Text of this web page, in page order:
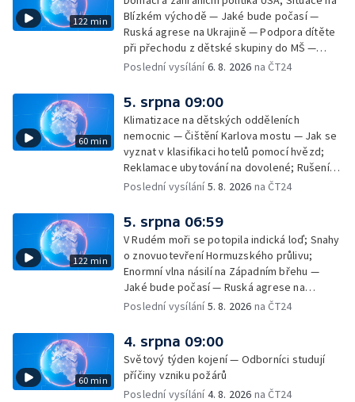
122 min
Blízkém východě — Jaké bude počasí —
Ruská agrese na Ukrajině — Podpora dítěte
při přechodu z dětské skupiny do MŠ —
Filmové premiéry týdne — Dvě deci tuše v
rakovinu prsu
Poslední vysílání6. 8. 2026 na ČT24
60 min
5. srpna 09:00
Klimatizace na dětských odděleních
nemocnic — Čištění Karlova mostu — Jak se
vyznat v klasifikaci hotelů pomocí hvězd;
Reklamace ubytování na dovolené; Rušení
dovolené kvůli přírodním živlům; Práva
na dovolené v zahraničí; Platby a výběry na
dovolené v zahraničí — Těžba léčivé rašeliny
u Malé Morávky
Poslední vysílání5. 8. 2026 na ČT24
122 min
5. srpna 06:59
V Rudém moři se potopila indická loď; Snahy
o znovuotevření Hormuzského průlivu;
Enormní vlna násilí na Západním břehu —
Jaké bude počasí — Ruská agrese na
Ukrajině — Vliv veder na lidské orgány — Při
— Třem obcím na Brněnsku dočasně došla
pitná voda — SP v orientačním běhu v Česku
— Horko a požáry sužují Evropu — Rybářský
příměstský tábor
Poslední vysílání5. 8. 2026 na ČT24
60 min
4. srpna 09:00
Světový týden kojení — Odborníci studují
příčiny vzniku požárů
Poslední vysílání4. 8. 2026 na ČT24